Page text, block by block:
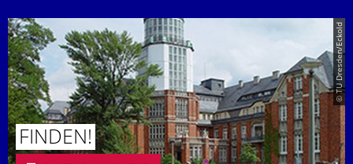
© TU Dresden/Eckold
FINDEN!